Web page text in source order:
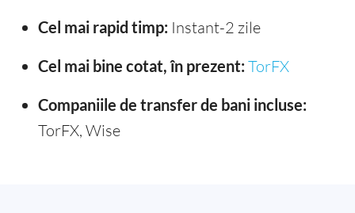
Cel mai rapid timp: Instant-2 zile
Cel mai bine cotat, în prezent: TorFX
Companiile de transfer de bani incluse:
TorFX, Wise